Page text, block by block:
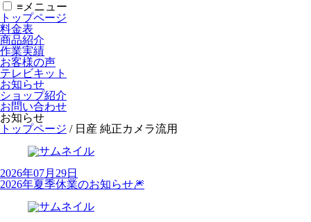
≡ メニュー
トップページ
料金表
商品紹介
作業実績
お客様の声
テレビキット
お知らせ
ショップ紹介
お問い合わせ
お知らせ
トップページ / 日産 純正カメラ流用
2026年07月29日
2026年夏季休業のお知らせ🎆